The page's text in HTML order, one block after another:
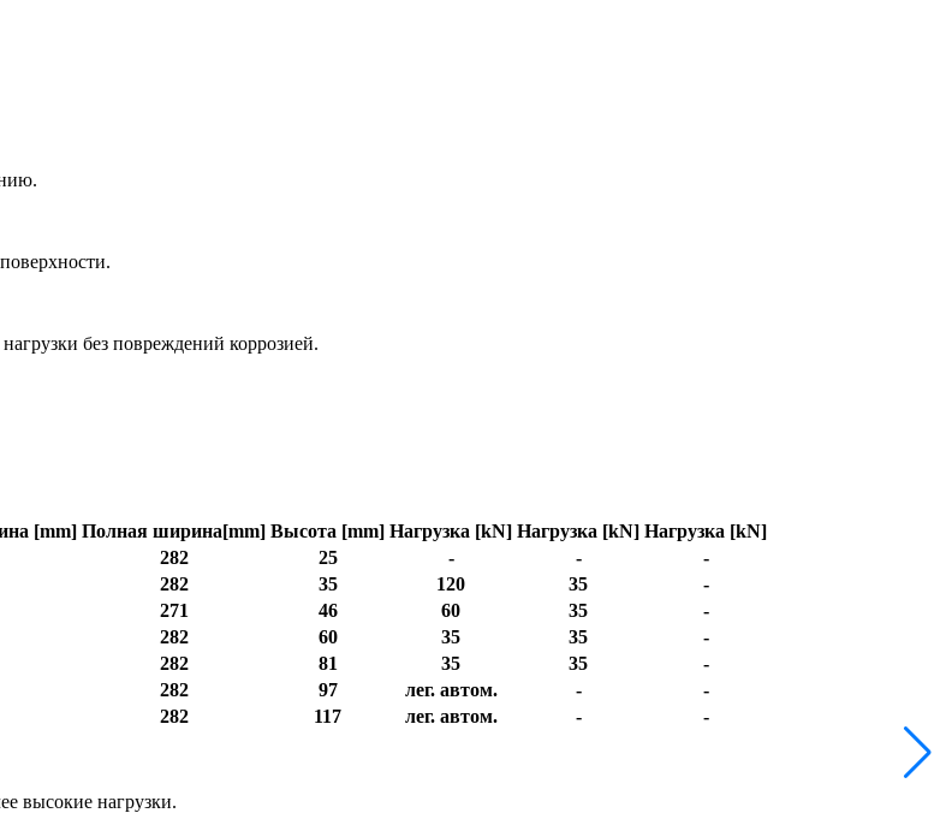
без повреждений коррозией.
[mm] Полная ширина[mm] Высота [mm] Нагрузка [kN] Нагрузка [kN] Нагрузка [kN]
282 25 - -
-
282 35 120 35
-
271 46 60 35
-
282 60 35 35
-
282 81 35 35
-
282 97 лег. автом. -
-
282 117 лег. автом. - -
высокие нагрузки.